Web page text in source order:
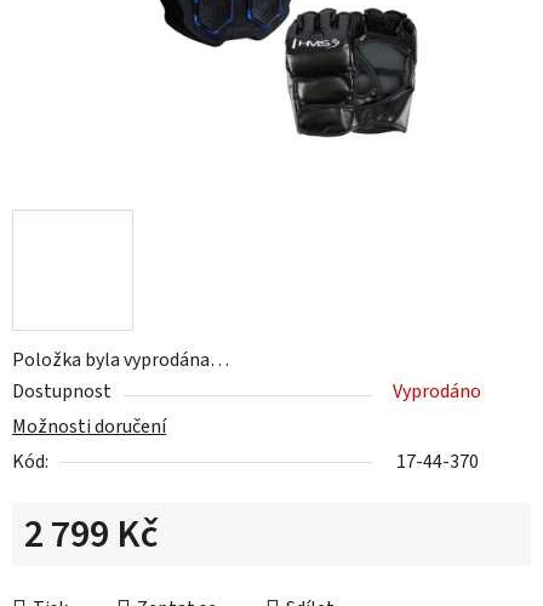
Položka byla vyprodána…
Dostupnost
Vyprodáno
Možnosti doručení
Kód:
17-44-370
2 799 Kč